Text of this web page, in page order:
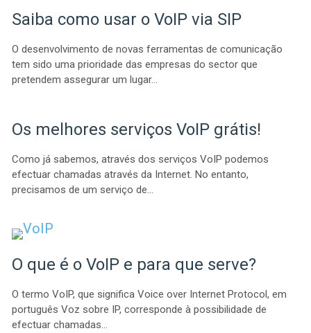
Saiba como usar o VoIP via SIP
O desenvolvimento de novas ferramentas de comunicação
tem sido uma prioridade das empresas do sector que
pretendem assegurar um lugar…
Os melhores serviços VoIP grátis!
Como já sabemos, através dos serviços VoIP podemos
efectuar chamadas através da Internet. No entanto,
precisamos de um serviço de…
O que é o VoIP e para que serve?
O termo VoIP, que significa Voice over Internet Protocol, em
português Voz sobre IP, corresponde à possibilidade de
efectuar chamadas…